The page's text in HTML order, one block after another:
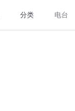
分类 电台